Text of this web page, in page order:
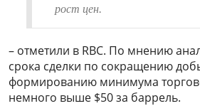
рост цен.
– отметили в RBC. По мнению
срока сделки по сокращению
формированию минимума
немного выше $50 за баррель.